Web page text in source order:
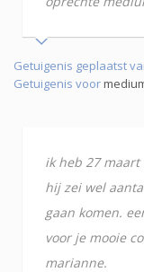
Getuigenis geplaatst
Getuigenis voor
ik heb 27
hij zei wel
gaan komen.
voor je mooie
marianne.